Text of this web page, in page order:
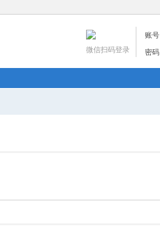
账号
密码
微信扫码登录